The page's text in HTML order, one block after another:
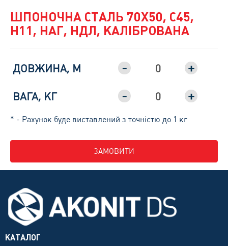
ШПОНОЧНА СТАЛЬ 70Х50, С45,
H11, НАГ, НДЛ, КАЛІБРОВАНА
ДОВЖИНА, М - +
ВАГА, КГ - +
* - Рахунок буде виставлений з точністю до 1 кг
ЗАМОВИТИ
КАТАЛОГ